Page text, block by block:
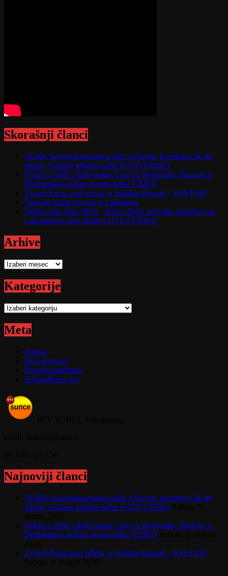
Skorašnji članci
50.000 Severnokorejanaca stiže u Rusiju; Izvedeno čak 40
udara!; Gađane ključne tačke FOTO/VIDEO
Požari u Srbiji i dalje bukte; Gori i u Beogradu; Situacija u
Deliblatskoj peščari veoma teška VIDEO
Zvezdi Pazar pred očima, u mislima Hapoel – SASTAVI
Nela-art kutak otvoren u Lamelama
Veliki ruski udar: Meta – Kijev; Dron pogodio putnički voz;
Lokomotivu guta plamen FOTO/VIDEO
Arhive
Arhive
Kategorije
Kategorije
Meta
Prijava
Dovod unosa
Dovod komentara
sr.WordPress.org
Najnoviji članci
50.000 Severnokorejanaca stiže u Rusiju; Izvedeno čak 40
udara!; Gađane ključne tačke FOTO/VIDEO
Požari u Srbiji i dalje bukte; Gori i u Beogradu; Situacija u
Deliblatskoj peščari veoma teška VIDEO
Zvezdi Pazar pred očima, u mislima Hapoel – SASTAVI